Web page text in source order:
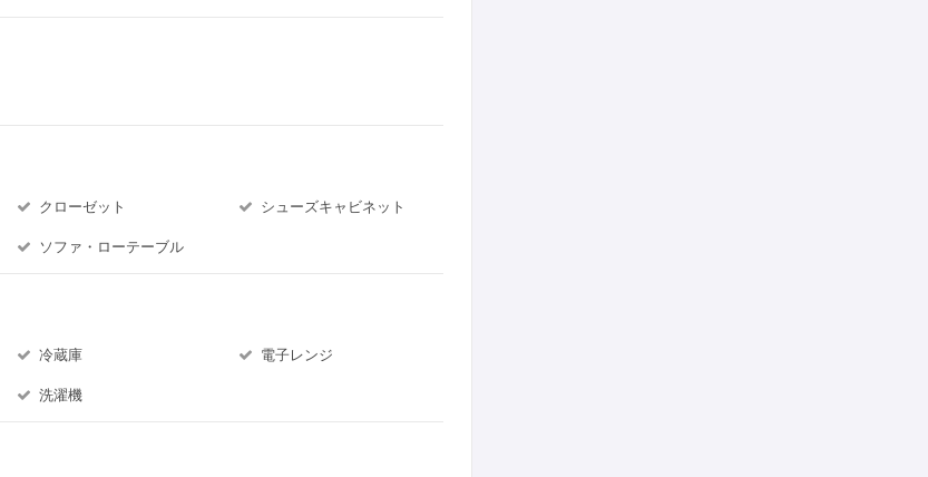
クローゼット シューズキャビネット
ソファ・ローテーブル
冷蔵庫 電子レンジ
洗濯機